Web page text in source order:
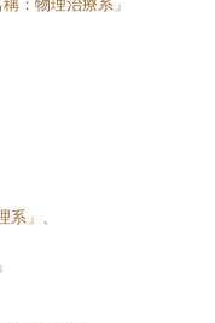
：物理治療系」
」、